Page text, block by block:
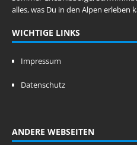
alles, was Du in den Alpen erleben
WICHTIGE LINKS
Impressum
Datenschutz
ANDERE WEBSEITEN